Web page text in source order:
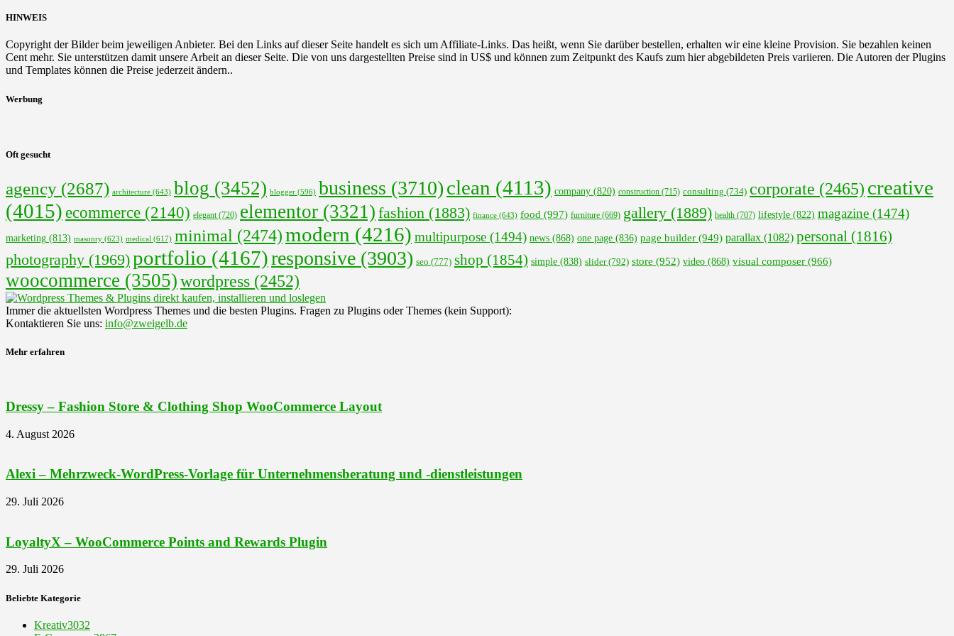
HINWEIS
Copyright der Bilder beim jeweiligen Anbieter. Bei den Links auf dieser Seite handelt es sich um Affiliate-Links. Das heißt, wenn Sie darüber bestellen, erhalten wir eine kleine Provision. Sie bezahlen keinen
Cent mehr. Sie unterstützen damit unsere Arbeit an dieser Seite. Die von uns dargestellten Preise sind in US$ und können zum Zeitpunkt des Kaufs zum hier abgebildeten Preis variieren. Die Autoren der Plugins
und Templates können die Preise jederzeit ändern..
Werbung
Oft gesucht
agency (2687) architecture (643) blog (3452) blogger (596) business (3710)clean (4113) company (820) construction (715) consulting (734) corporate (2465) creative
(4015) ecommerce (2140) elegant (720) elementor (3321) fashion (1883) finance (643) food (997) furniture (669) gallery (1889) health (707) lifestyle (822) magazine (1474)
marketing (813) masonry (623) medical (617) minimal (2474)modern (4216) multipurpose (1494) news (868) one page (836) page builder (949) parallax (1082) personal (1816)
photography (1969)portfolio (4167)responsive (3903) seo (777) shop (1854) simple (838) slider(792) store (952) video (868) visual composer (966)
woocommerce (3505)wordpress (2452)
Immer die aktuellsten Wordpress Themes und die besten Plugins. Fragen zu Plugins oder Themes (kein Support):
Kontaktieren Sie uns: info@zweigelb.de
Mehr erfahren
Dressy – Fashion Store & Clothing Shop WooCommerce Layout
4. August 2026
Alexi – Mehrzweck-WordPress-Vorlage für Unternehmensberatung und -dienstleistungen
29. Juli 2026
LoyaltyX – WooCommerce Points and Rewards Plugin
29. Juli 2026
Beliebte Kategorie
Kreativ3032